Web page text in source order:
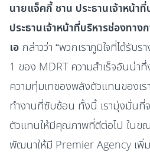
นายแจ็คกี้ ชาน ประธานเจ้าหน้า
ประธานเจ้าหน้าที่บริหารช่องทาง
เอ กล่าวว่า “พวกเราภูมิใจที่ได้รับ
1 ของ MDRT ความสำเร็จอันน่า
ความทุ่มเทของพลังตัวแทนของเ
ทำงานที่ซับซ้อน ทั้งนี้ เรามุ่งมั่น
ตัวแทนให้มีคุณภาพที่ดีต่อไป ในขณ
พัฒนาให้มี Premier Agency เพิ่